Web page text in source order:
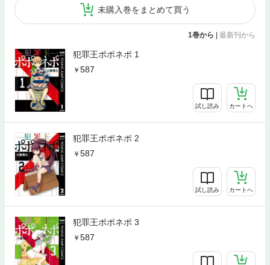
未購入巻をまとめて買う
1巻から 最新刊から
犯罪王ポポネポ 1
587
試し読み カートへ
犯罪王ポポネポ 2
587
試し読み カートへ
犯罪王ポポネポ 3
587